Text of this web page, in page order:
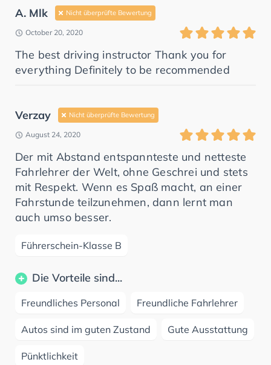
A. Mlk Nicht überprüfte Bewertung
October 20, 2020
The best driving instructor Thank you for
everything Definitely to be recommended
Verzay Nicht überprüfte Bewertung
August 24, 2020
Der mit Abstand entspannteste und netteste
Fahrlehrer der Welt, ohne Geschrei und stets
mit Respekt. Wenn es Spaß macht, an einer
Fahrstunde teilzunehmen, dann lernt man
auch umso besser.
Führerschein-Klasse B
Die Vorteile sind...
Freundliches Personal Freundliche Fahrlehrer
Autos sind im guten Zustand Gute Ausstattung
Pünktlichkeit